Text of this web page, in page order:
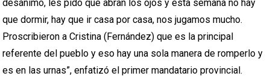
desánimo, les pido que abran los ojos y esta semana no hay
que dormir, hay que ir casa por casa, nos jugamos mucho.
Proscribieron a Cristina (Fernández) que es la principal
referente del pueblo y eso hay una sola manera de romperlo y
es en las urnas”, enfatizó el primer mandatario provincial.